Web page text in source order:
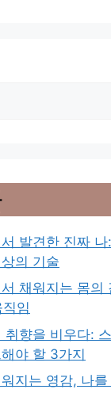
발견한 진짜
의 기술
채워지는 몸의
임
취향을 비우다:
야 할 3가지
지는 영감, 나